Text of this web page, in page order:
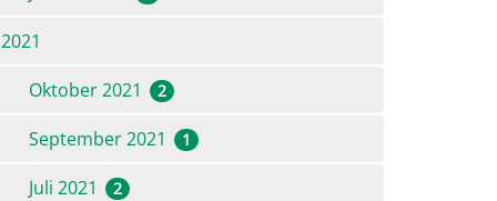
2021
Oktober 2021
2
September 2021 1
Juli 2021 2